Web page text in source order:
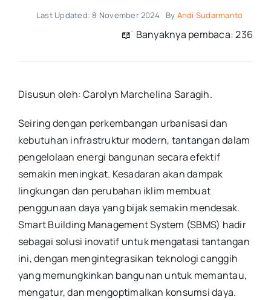
Last Updated: 8 November 2024 By Andi Sudarmanto
📖 ࣪ Banyaknya pembaca: 236
Disusun oleh: Carolyn Marchelina Saragih.
Seiring dengan perkembangan urbanisasi dan
kebutuhan infrastruktur modern, tantangan dalam
pengelolaan energi bangunan secara efektif
semakin meningkat. Kesadaran akan dampak
lingkungan dan perubahan iklim membuat
penggunaan daya yang bijak semakin mendesak.
Smart Building Management System (SBMS) hadir
sebagai solusi inovatif untuk mengatasi tantangan
ini, dengan mengintegrasikan teknologi canggih
yang memungkinkan bangunan untuk memantau,
mengatur, dan mengoptimalkan konsumsi daya.